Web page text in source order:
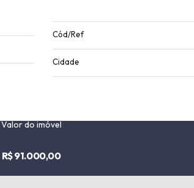
Cód/Ref
Cidade
Valor do imóvel
R$ 91.000,00